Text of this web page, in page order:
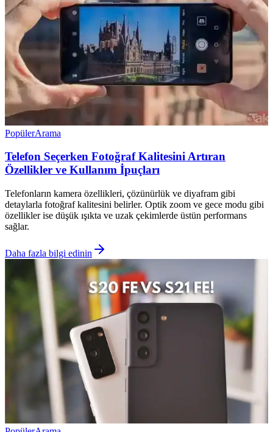
PopülerArama
Telefon Seçerken Fotoğraf Kalitesini Artıran
Özellikler ve Kullanım İpuçları
Telefonların kamera özellikleri, çözünürlük ve diyafram gibi
detaylarla fotoğraf kalitesini belirler. Optik zoom ve gece modu gibi
özellikler ise düşük ışıkta ve uzak çekimlerde üstün performans
sağlar.
Daha fazla bilgi edinin